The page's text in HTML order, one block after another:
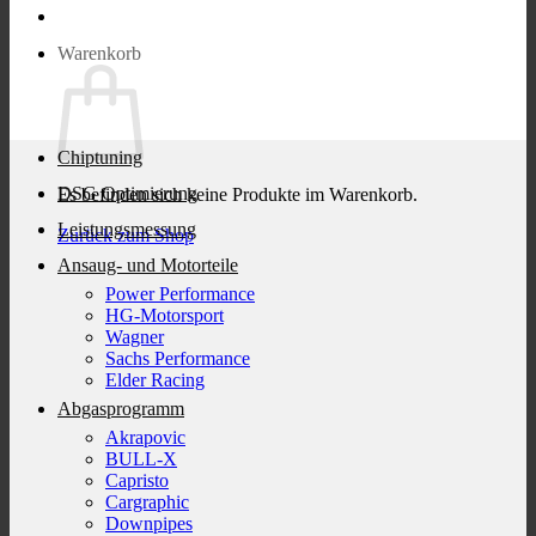
Warenkorb
Es befinden sich keine Produkte im Warenkorb.
Zurück zum Shop
Chiptuning
DSG Optimierung
Leistungsmessung
Ansaug- und Motorteile
Power Performance
HG-Motorsport
Wagner
Sachs Performance
Elder Racing
Abgasprogramm
Akrapovic
BULL-X
Capristo
Cargraphic
Downpipes